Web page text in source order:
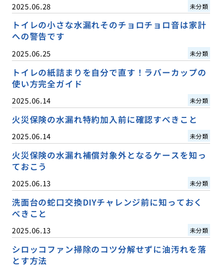
2025.06.28 未分類
トイレの小さな水漏れそのチョロチョロ音は家計
への警告です
2025.06.25 未分類
トイレの紙詰まりを自分で直す！ラバーカップの
使い方完全ガイド
2025.06.14 未分類
火災保険の水漏れ特約加入前に確認すべきこと
2025.06.14 未分類
火災保険の水漏れ補償対象外となるケースを知っ
ておこう
2025.06.13 未分類
洗面台の蛇口交換DIYチャレンジ前に知っておく
べきこと
2025.06.13 未分類
シロッコファン掃除のコツ分解せずに油汚れを落
とす方法